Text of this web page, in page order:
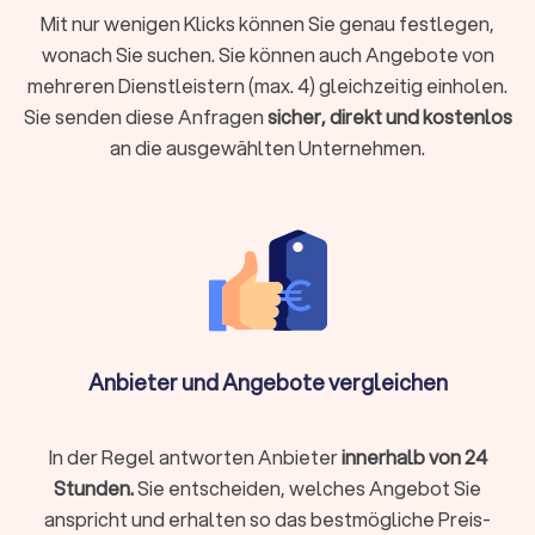
Ihre Vorstellungen abgestimmt. Anders als Systemküchen
aus dem Fachhandel nutzt eine Maßküche jede Nische und
jeden Zentimeter aus. Der Schreiner berät zu Materialien wie
Massivholz, Furnier oder lackierten MDF-Fronten, plant
Elektrogeräte ein und übernimmt die komplette Montage.
Einbauschränke vom Schreiner
Dachschrägen, Nischen oder ungewöhnlichen
Raumabmessungen, wo Serienprodukte Kompromisse
erzwingen. Tiefe, Höhe, Inneneinteilung und Türanschlag
werden individuell geplant. Viele Betriebe bieten heute eine
Fertigung sehen können.
Möbel nach Maß
Möbel vom Schreinersind auf Langlebigkeit ausgelegt und
passen sich Ihrem Wohnstil an. Vom Esstisch aus Massivholz
Mit nur wenigen Klicks können Sie genau festlegen,
wonach Sie suchen. Sie können auch Angebote von
mehreren Dienstleistern (max. 4) gleichzeitig einholen.
Sie senden diese Anfragensicher, direkt und kostenlos
an die ausgewählten Unternehmen.
Anbieter und Angebote vergleichen
In der Regel antworten Anbieterinnerhalb von 24
Stunden.Sie entscheiden, welches Angebot Sie
anspricht und erhalten so das bestmögliche Preis-